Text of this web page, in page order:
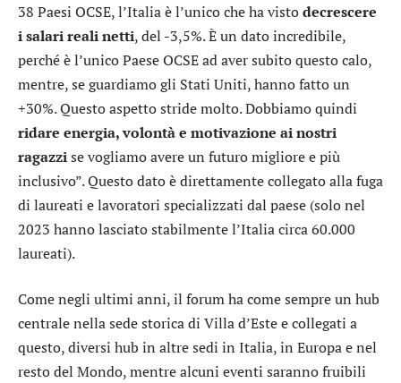
38 Paesi OCSE, l’Italia è l’unico che ha vistodecrescere
i salari reali netti, del -3,5%. È un dato incredibile,
perché è l’unico Paese OCSE ad aver subito questo calo,
mentre, se guardiamo gli Stati Uniti, hanno fatto un
+30%. Questo aspetto stride molto. Dobbiamo quindi
ridare energia, volontà e motivazione ai nostri
ragazzise vogliamo avere un futuro migliore e più
inclusivo”. Questo dato è direttamente collegato alla fuga
di laureati e lavoratori specializzati dal paese (solo nel
2023 hanno lasciato stabilmente l’Italia circa 60.000
laureati).
Come negli ultimi anni, il forum ha come sempre un hub
centrale nella sede storica di Villa d’Este e collegati a
questo, diversi hub in altre sedi in Italia, in Europa e nel
resto del Mondo, mentre alcuni eventi saranno fruibili